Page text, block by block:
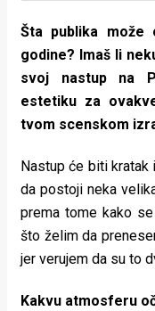
Šta publika može
godine? Imaš li
svoj nastup na
estetiku za
tvom scenskom
Nastup će biti kratak
da postoji neka
prema tome kako
što želim da
jer verujem da su to
Kakvu atmosferu